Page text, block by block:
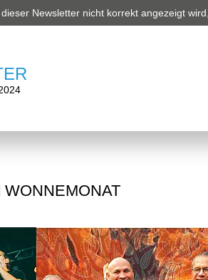
Newsletter nicht korrekt angezeigt